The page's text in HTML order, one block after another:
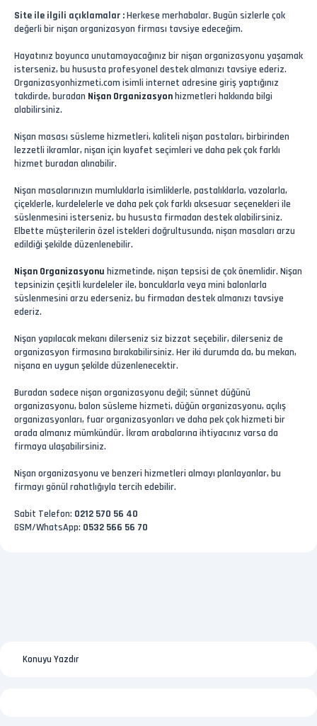
Site ile ilgili açıklamalar :Herkese merhabalar. Bugün sizlerle çok
değerli bir nişan organizasyon firması tavsiye edeceğim.
Hayatınız boyunca unutamayacağınız bir nişan organizasyonu yaşamak
isterseniz, bu hususta profesyonel destek almanızı tavsiye ederiz.
Organizasyonhizmeti.com isimli internet adresine giriş yaptığınız
takdirde, buradan Nişan Organizasyonhizmetleri hakkında bilgi
alabilirsiniz.
Nişan masası süsleme hizmetleri, kaliteli nişan pastaları, birbirinden
lezzetli ikramlar, nişan için kıyafet seçimleri ve daha pek çok farklı
hizmet buradan alınabilir.
Nişan masalarınızın mumluklarla isimliklerle, pastalıklarla, vazolarla,
çiçeklerle, kurdelelerle ve daha pek çok farklı aksesuar seçenekleri ile
süslenmesini isterseniz, bu hususta firmadan destek alabilirsiniz.
Elbette müşterilerin özel istekleri doğrultusunda, nişan masaları arzu
edildiği şekilde düzenlenebilir.
Nişan Organizasyonu hizmetinde, nişan tepsisi de çok önemlidir. Nişan
tepsinizin çeşitli kurdeleler ile, boncuklarla veya mini balonlarla
süslenmesini arzu ederseniz, bu firmadan destek almanızı tavsiye
ederiz.
Nişan yapılacak mekanı dilerseniz siz bizzat seçebilir, dilerseniz de
organizasyon firmasına bırakabilirsiniz. Her iki durumda da, bu mekan,
nişana en uygun şekilde düzenlenecektir.
Buradan sadece nişan organizasyonu değil; sünnet düğünü
organizasyonu, balon süsleme hizmeti, düğün organizasyonu, açılış
organizasyonları, fuar organizasyonları ve daha pek çok hizmeti bir
arada almanız mümkündür. İkram arabalarına ihtiyacınız varsa da
firmaya ulaşabilirsiniz.
Nişan organizasyonu ve benzeri hizmetleri almayı planlayanlar, bu
firmayı gönül rahatlığıyla tercih edebilir.
Sabit Telefon: 0212 570 56 40
GSM/WhatsApp: 0532 566 56 70
Konuyu Yazdır